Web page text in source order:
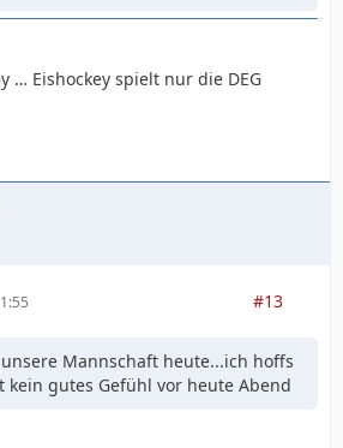
… Eishockey spielt nur die DEG
#13
Mannschaft heute...ich hoffs
kein gutes Gefühl vor heute Abend